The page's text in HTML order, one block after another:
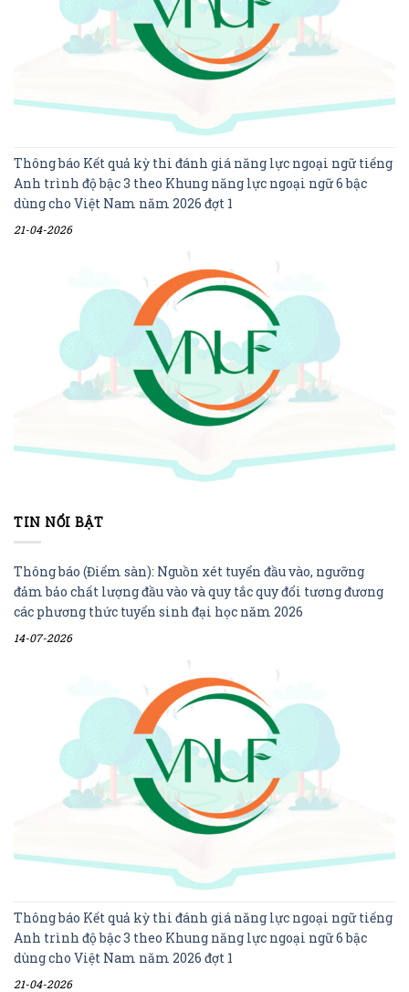
Thông báo Kết quả kỳ thi đánh giá năng lực ngoại ngữ tiếng
Anh trình độ bậc 3 theo Khung năng lực ngoại ngữ 6 bậc
dùng cho Việt Nam năm 2026 đợt 1
21-04-2026
TIN NỔI BẬT
Thông báo (Điểm sàn): Nguồn xét tuyển đầu vào, ngưỡng
đảm bảo chất lượng đầu vào và quy tắc quy đổi tương đương
các phương thức tuyển sinh đại học năm 2026
14-07-2026
Thông báo Kết quả kỳ thi đánh giá năng lực ngoại ngữ tiếng
Anh trình độ bậc 3 theo Khung năng lực ngoại ngữ 6 bậc
dùng cho Việt Nam năm 2026 đợt 1
21-04-2026